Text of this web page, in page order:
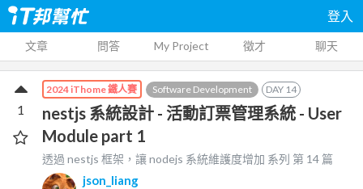
登入
文章 問答 My Project 徵才 聊天
2024 iThome 鐵人賽 Software Development DAY 14
nestjs 系統設計 - 活動訂票管理系統 - User
Module part 1
透過 nestjs 框架，讓 nodejs 系統維護度增加 系列 第 14 篇
json_liang
1